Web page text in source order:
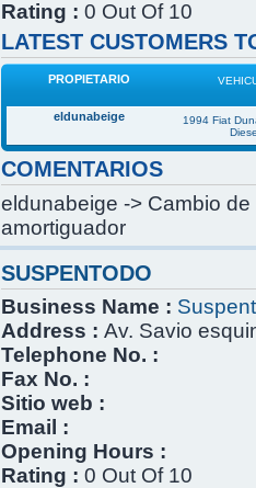
Rating : 0 Out Of 10
LATEST CUSTOMERS
PROPIETARIO
eldunabeige
1994 Fiat
COMENTARIOS
eldunabeige -> Cambio
amortiguador
SUSPENTODO
Business Name :
Address : Av. Savio
Telephone No. :
Fax No. :
Sitio web :
Email :
Opening Hours :
Rating : 0 Out Of 10